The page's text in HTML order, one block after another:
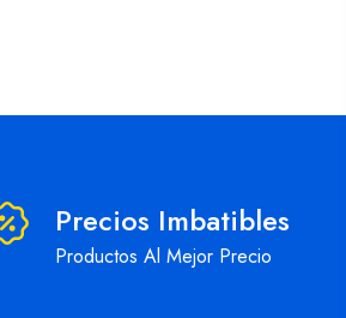
Precios Imbatibles
Productos Al Mejor Precio